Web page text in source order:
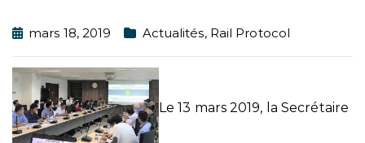
mars 18, 2019 Actualités, Rail Protocol
Le 13 mars 2019, la Secrétaire